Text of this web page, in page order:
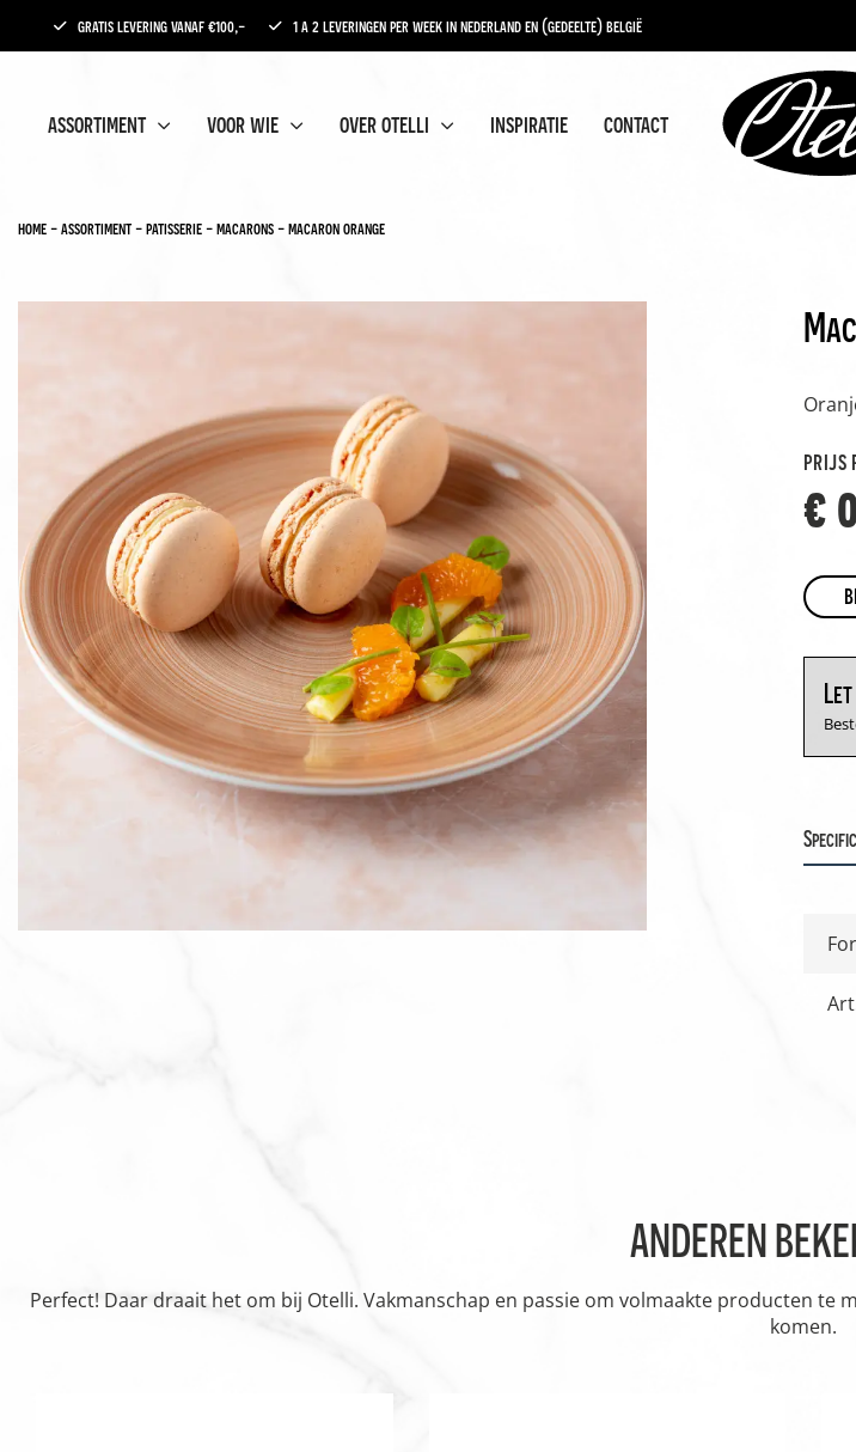
gratis levering vanaf €100,- 1 a 2 leveringen per week in nederland en (gedeelte) belgië
assortiment voor wie over otelli inspiratie contact
home-assortiment-patisserie-macarons-macaron orange
prijs
€
ANDEREN
Perfect! Daar draait het om bij Otelli. Vakmanschap en passie om volmaakte producten
komen.